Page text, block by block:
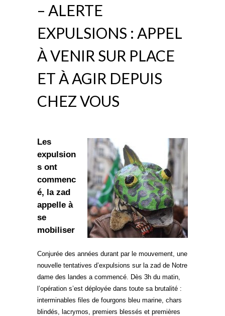
– ALERTE
EXPULSIONS : APPEL
À VENIR SUR PLACE
ET À AGIR DEPUIS
CHEZ VOUS
Les
expulsion
s ont
commenc
é, la zad
appelle à
se
mobiliser
Conjurée des années durant par le mouvement, une
nouvelle tentatives d’expulsions sur la zad de Notre
dame des landes a commencé. Dès 3h du matin,
l’opération s’est déployée dans toute sa brutalité :
interminables files de fourgons bleu marine, chars
blindés, lacrymos, premiers blessés et premières